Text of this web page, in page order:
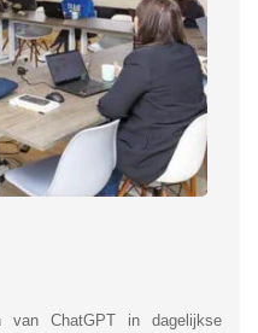
van ChatGPT in dagelijkse